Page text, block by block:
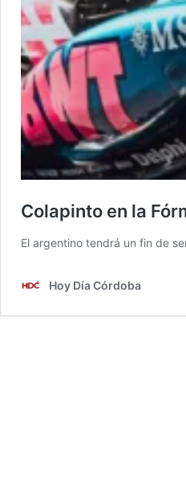
Colapinto en la
El argentino tendrá un fin de
Hoy Día Córdoba